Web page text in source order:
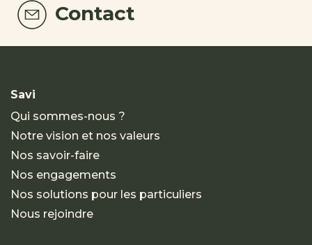
Contact
Savi
Qui sommes-nous ?
Notre vision et nos valeurs
Nos savoir-faire
Nos engagements
Nos solutions pour les particuliers
Nous rejoindre